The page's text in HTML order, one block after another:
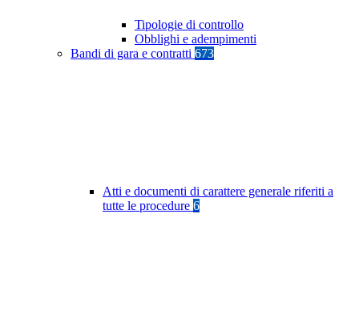
Tipologie di controllo
Obblighi e adempimenti
Bandi di gara e contratti 673
Atti e documenti di carattere generale riferiti a
tutte le procedure 6